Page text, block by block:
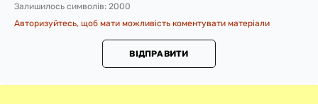
Залишилось символів: 2000
Авторизуйтесь, щоб мати можливість коментувати матеріали
ВІДПРАВИТИ